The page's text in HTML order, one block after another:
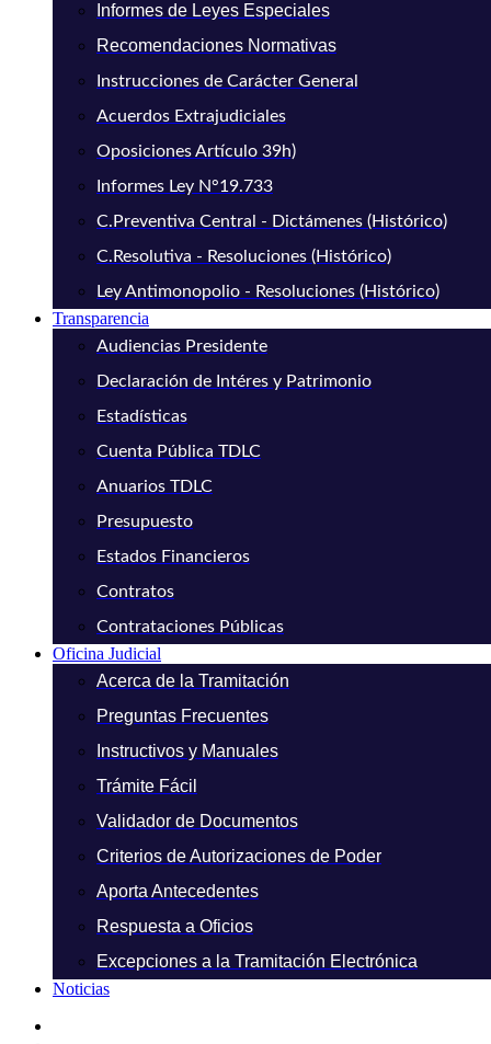
Informes de Leyes Especiales
Recomendaciones Normativas
Instrucciones de Carácter General
Acuerdos Extrajudiciales
Oposiciones Artículo 39h)
Informes Ley N°19.733
C.Preventiva Central - Dictámenes (Histórico)
C.Resolutiva - Resoluciones (Histórico)
Ley Antimonopolio - Resoluciones (Histórico)
Transparencia
Audiencias Presidente
Declaración de Intéres y Patrimonio
Estadísticas
Cuenta Pública TDLC
Anuarios TDLC
Presupuesto
Estados Financieros
Contratos
Contrataciones Públicas
Oficina Judicial
Acerca de la Tramitación
Preguntas Frecuentes
Instructivos y Manuales
Trámite Fácil
Validador de Documentos
Criterios de Autorizaciones de Poder
Aporta Antecedentes
Respuesta a Oficios
Excepciones a la Tramitación Electrónica
Noticias